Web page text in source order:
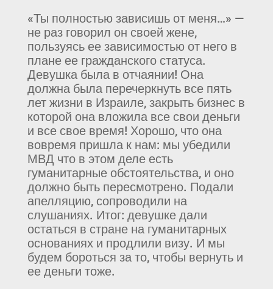
«Ты полностью зависишь от меня…» —
не раз говорил он своей жене,
пользуясь ее зависимостью от него в
плане ее гражданского статуса.
Девушка была в отчаянии! Она
должна была перечеркнуть все пять
лет жизни в Израиле, закрыть бизнес в
которой она вложила все свои деньги
и все свое время! Хорошо, что она
вовремя пришла к нам: мы убедили
МВД что в этом деле есть
гуманитарные обстоятельства, и оно
должно быть пересмотрено. Подали
апелляцию, сопроводили на
слушаниях. Итог: девушке дали
остаться в стране на гуманитарных
основаниях и продлили визу. И мы
будем бороться за то, чтобы вернуть и
ее деньги тоже.